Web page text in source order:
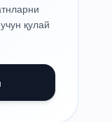
қулай